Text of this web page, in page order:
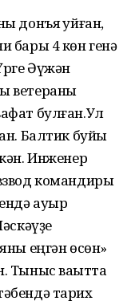
донъя ҡуйған,
бары 4 көн генә
Әүжән
ветераны
булған.Ул
Балтик буйы
Инженер
командиры
ауыр
еңгән өсөн»
Тыныс ваҡытта
тарих